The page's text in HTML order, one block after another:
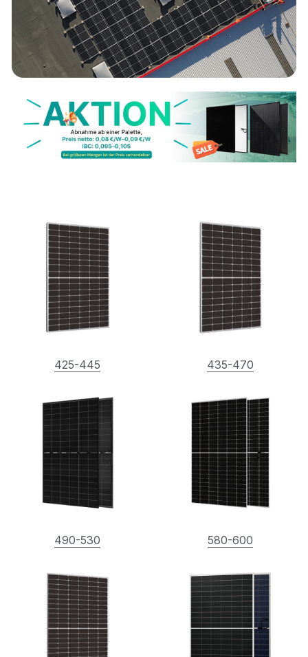
425-445 435-470
490-530 580-600